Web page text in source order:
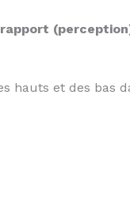
hauts et des bas